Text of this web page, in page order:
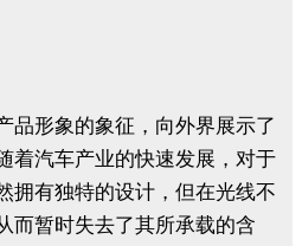
品形象的象征，向外界展示了
着汽车产业的快速发展，对于
拥有独特的设计，但在光线不
而暂时失去了其所承载的含